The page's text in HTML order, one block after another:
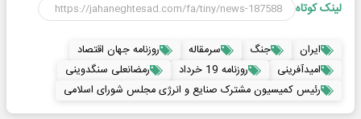
لینک کوتاه
ایران جنگ سرمقاله
روزنامه جهان اقتصاد
امیدآفرینی
روزنامه 19 خرداد
رمضانعلی سنگدوینی
رئیس کمیسیون مشترک صنایع و انرژی مجلس شورای اسلامی